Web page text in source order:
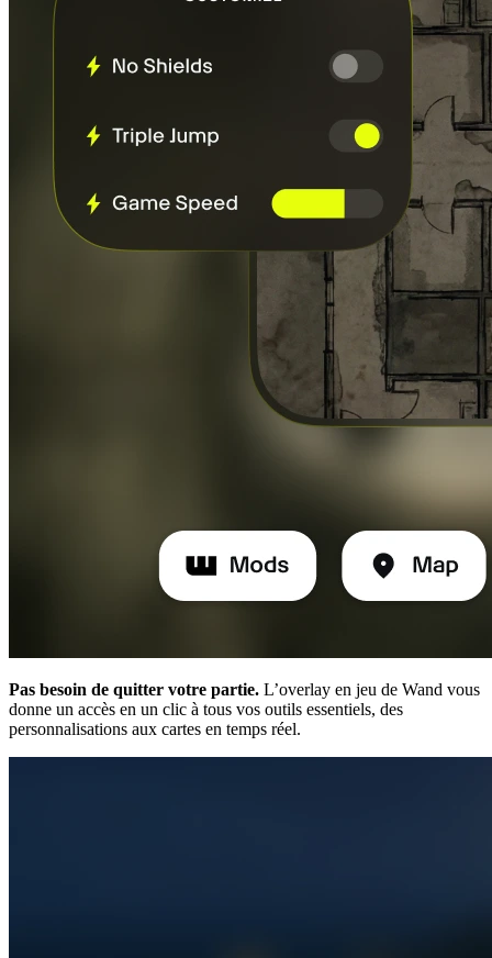
Pas besoin de quitter votre partie. L’overlay en jeu de Wand vous
donne un accès en un clic à tous vos outils essentiels, des
personnalisations aux cartes en temps réel.